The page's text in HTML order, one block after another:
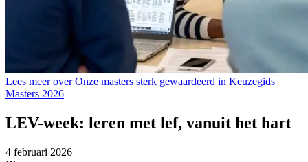
Lees meer over Onze masters sterk gewaardeerd in Keuzegids
Masters 2026
LEV-week: leren met lef, vanuit het hart
4 februari 2026